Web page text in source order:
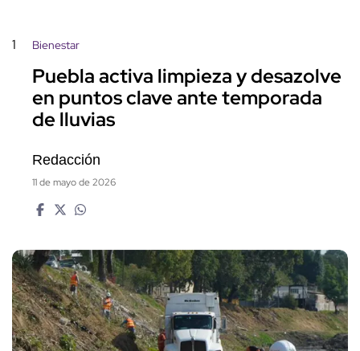
1 Bienestar
Puebla activa limpieza y desazolve
en puntos clave ante temporada
de lluvias
Redacción
11 de mayo de 2026